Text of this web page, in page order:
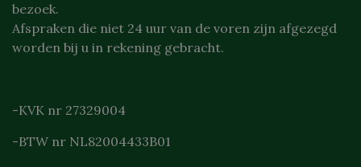
bezoek.
Afspraken die niet 24 uur van de voren zijn afgezegd
worden bij u in rekening gebracht.
-KVK nr 27329004
-BTW nr NL82004433B01